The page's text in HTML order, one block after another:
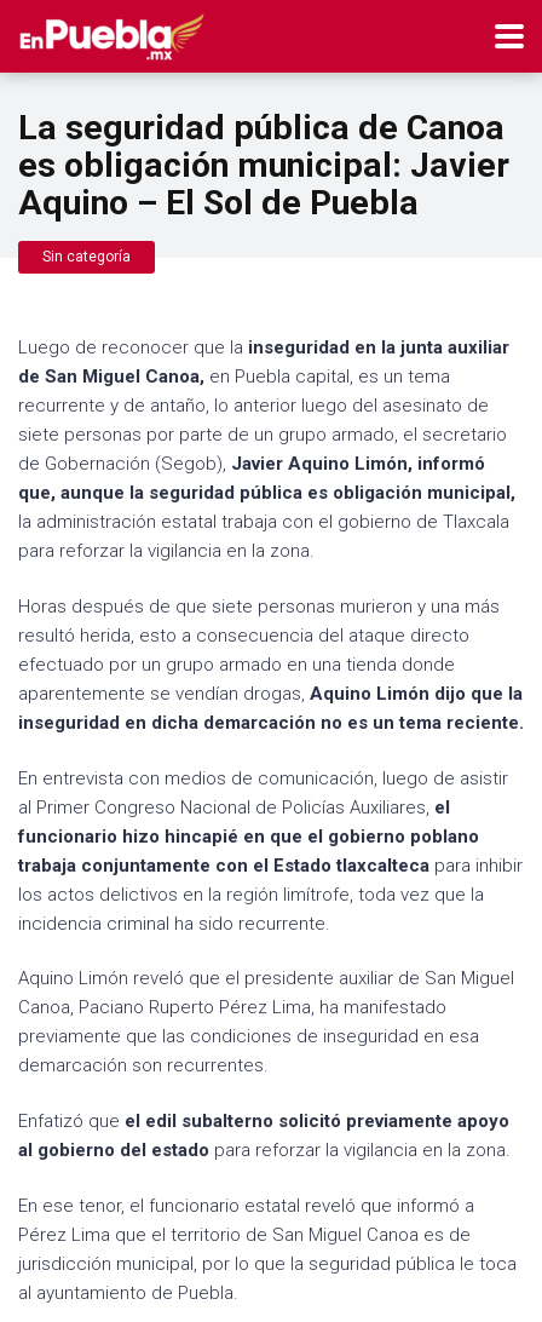
La seguridad pública de Canoa
es obligación municipal: Javier
Aquino – El Sol de Puebla
Sin categoría
Luego de reconocer que la inseguridad en la junta auxiliar
de San Miguel Canoa, en Puebla capital, es un tema
recurrente y de antaño, lo anterior luego del asesinato de
siete personas por parte de un grupo armado, el secretario
de Gobernación (Segob), Javier Aquino Limón, informó
que, aunque la seguridad pública es obligación municipal,
la administración estatal trabaja con el gobierno de Tlaxcala
para reforzar la vigilancia en la zona.
Horas después de que siete personas murieron y una más
resultó herida, esto a consecuencia del ataque directo
efectuado por un grupo armado en una tienda donde
aparentemente se vendían drogas, Aquino Limón dijo que la
inseguridad en dicha demarcación no es un tema reciente.
En entrevista con medios de comunicación, luego de asistir
al Primer Congreso Nacional de Policías Auxiliares, el
funcionario hizo hincapié en que el gobierno poblano
trabaja conjuntamente con el Estado tlaxcalteca para inhibir
los actos delictivos en la región limítrofe, toda vez que la
incidencia criminal ha sido recurrente.
Aquino Limón reveló que el presidente auxiliar de San Miguel
Canoa, Paciano Ruperto Pérez Lima, ha manifestado
previamente que las condiciones de inseguridad en esa
demarcación son recurrentes.
Enfatizó que el edil subalterno solicitó previamente apoyo
al gobierno del estado para reforzar la vigilancia en la zona.
En ese tenor, el funcionario estatal reveló que informó a
Pérez Lima que el territorio de San Miguel Canoa es de
jurisdicción municipal, por lo que la seguridad pública le toca
al ayuntamiento de Puebla.